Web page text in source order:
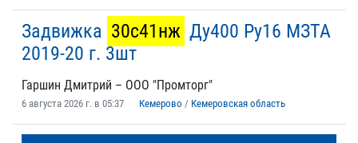
Задвижка 30с41нж Ду400 Ру16 МЗТА
2019-20 г. 3шт
Гаршин Дмитрий – ООО "Промторг"
6 августа 2026 г. в 05:37 Кемерово / Кемеровская область